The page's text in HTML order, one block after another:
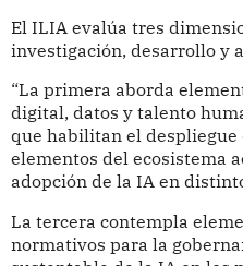
El ILIA evalúa tres
investigación, desarrollo y
“La primera aborda
digital, datos y talento
que habilitan el despliegue
elementos del ecosistema
adopción de la IA en
La tercera contempla
normativos para la